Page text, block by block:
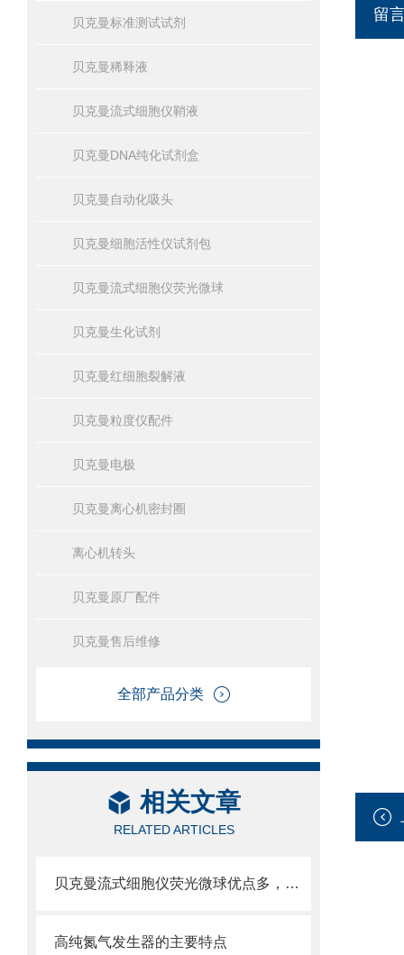
贝克曼标准测试试剂
贝克曼稀释液
贝克曼流式细胞仪鞘液
贝克曼DNA纯化试剂盒
贝克曼自动化吸头
贝克曼细胞活性仪试剂包
贝克曼流式细胞仪荧光微球
贝克曼生化试剂
贝克曼红细胞裂解液
贝克曼粒度仪配件
贝克曼电极
贝克曼离心机密封圈
离心机转头
贝克曼原厂配件
贝克曼售后维修
全部产品分类
相关文章
RELATED ARTICLES
贝克曼流式细胞仪荧光微球优点多，实用效果好
高纯氮气发生器的主要特点
留